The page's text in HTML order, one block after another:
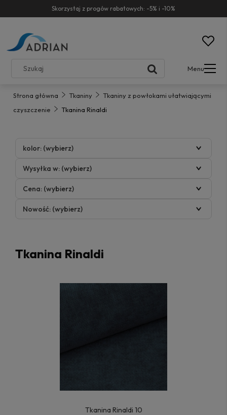
Skorzystaj z progów rabatowych: -5% i -10%
Menu
Strona główna Tkaniny
Tkaniny z powłokami ułatwiającymi
czyszczenie
Tkanina Rinaldi
kolor: (wybierz)
Wysyłka w: (wybierz)
Cena: (wybierz)
Nowość: (wybierz)
Tkanina Rinaldi
Tkanina Rinaldi 10